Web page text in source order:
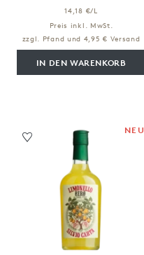
14,18 €/L
Preis inkl. MwSt.
zzgl. Pfand und 4,95 € Versand
IN DEN WARENKORB
NEU